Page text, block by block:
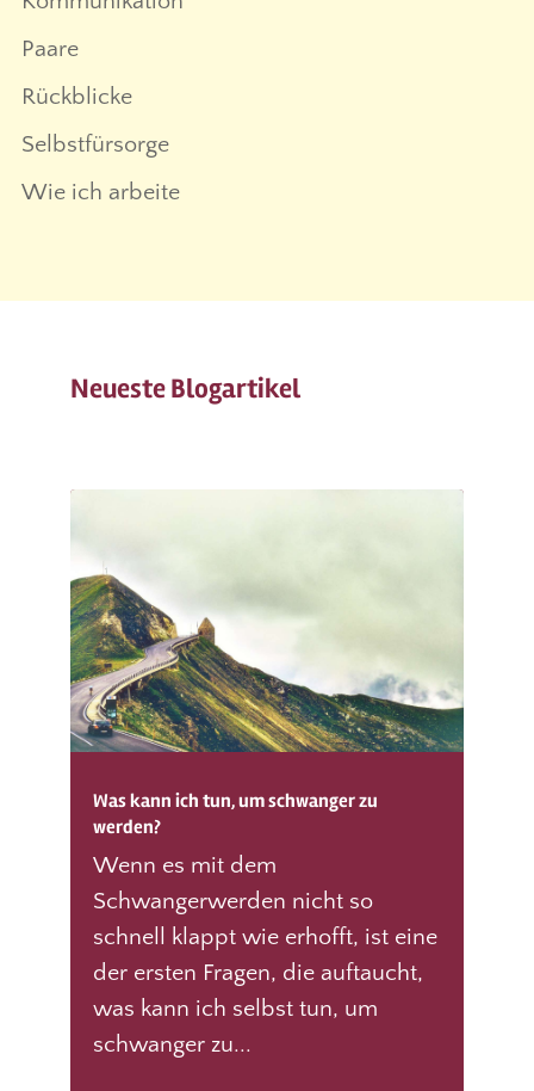
Paare
Rückblicke
Selbstfürsorge
Wie ich arbeite
Neueste Blogartikel
Was kann ich tun, um schwanger zu
werden?
Wenn es mit dem
Schwangerwerden nicht so
schnell klappt wie erhofft, ist eine
der ersten Fragen, die auftaucht,
was kann ich selbst tun, um
schwanger zu...